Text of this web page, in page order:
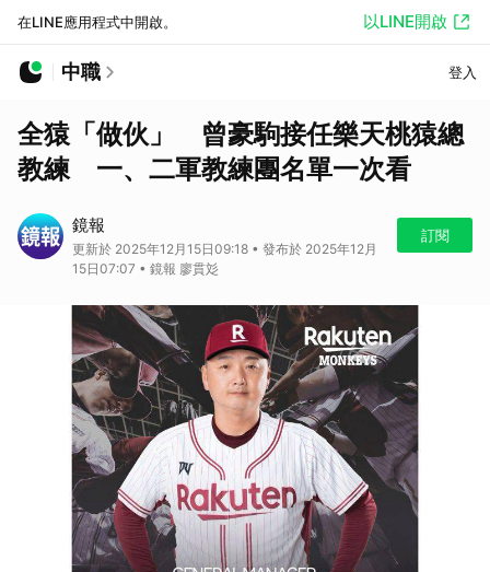
在LINE應用程式中開啟。 以LINE開啟
中職 登入
全猿「做伙」 曾豪駒接任樂天桃猿總
教練 一、二軍教練團名單一次看
鏡報
更新於 2025年12月15日09:18 • 發布於 2025年12月
15日07:07 • 鏡報 廖貫彣
訂閱